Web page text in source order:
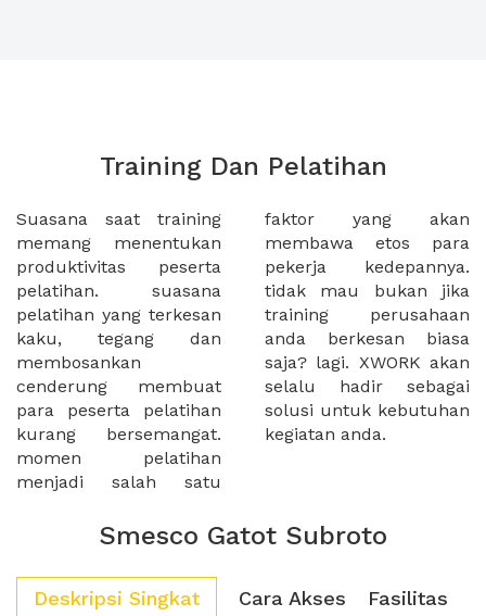
Training Dan Pelatihan
Suasana saat training
memang menentukan
produktivitas peserta
pelatihan. suasana
pelatihan yang terkesan
kaku, tegang dan
membosankan
cenderung membuat
para peserta pelatihan
kurang bersemangat.
momen pelatihan
menjadi salah satu
faktor yang akan
membawa etos para
pekerja kedepannya.
tidak mau bukan jika
training perusahaan
anda berkesan biasa
saja? lagi. XWORK akan
selalu hadir sebagai
solusi untuk kebutuhan
kegiatan anda.
Smesco Gatot Subroto
Deskripsi Singkat Cara Akses Fasilitas